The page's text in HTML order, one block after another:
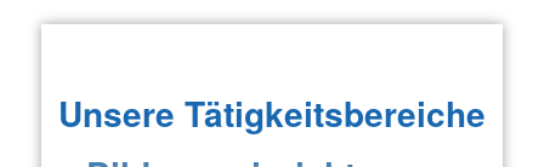
Unsere Tätigkeitsbereiche